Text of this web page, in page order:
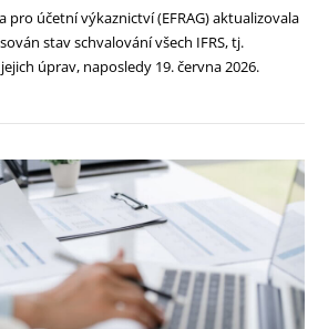
pro účetní výkaznictví (EFRAG) aktualizovala
stav schvalování všech IFRS, tj.
úprav, naposledy 19. června 2026.